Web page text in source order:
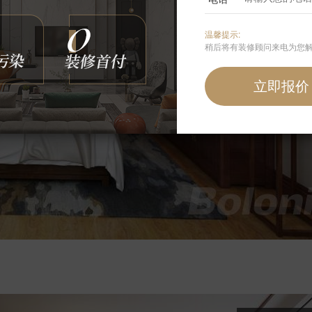
温馨提示:
稍后将有装修顾问来电为您